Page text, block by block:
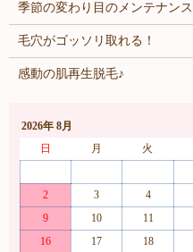
季節の変わり目のメンテナンス
毛穴がゴッソリ取れる！
感動の肌再生脱毛♪
2026年 8月
日
月 火
2
3 4
9
10 11
16
17 18